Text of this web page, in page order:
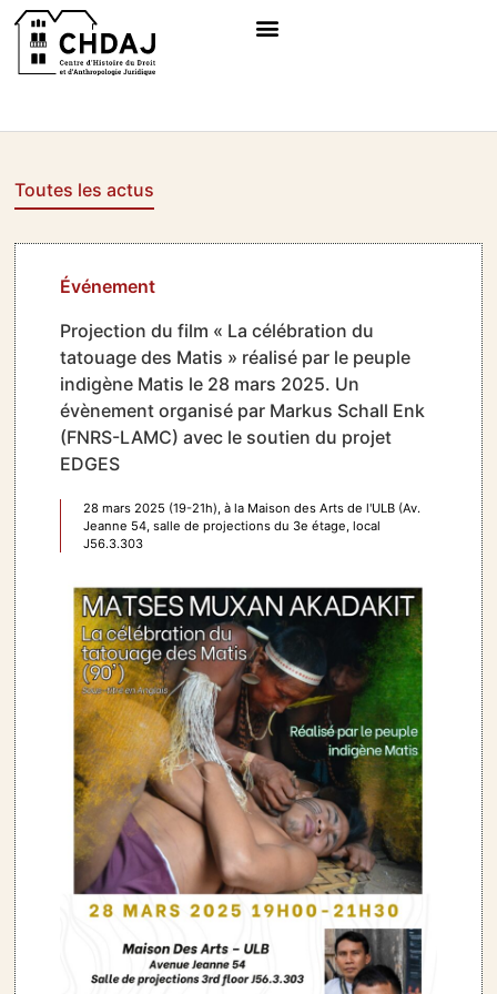
Toutes les actus
Événement
Projection du film « La célébration du
tatouage des Matis » réalisé par le peuple
indigène Matis le 28 mars 2025. Un
évènement organisé par Markus Schall Enk
(FNRS-LAMC) avec le soutien du projet
EDGES
28 mars 2025 (19-21h), à la Maison des Arts de l'ULB (Av.
Jeanne 54, salle de projections du 3e étage, local
J56.3.303